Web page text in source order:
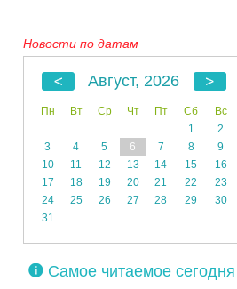
Новости по датам
Август, 2026
Пн Вт Ср Чт Пт Сб
Вс
1
2
3
4 5 6 7 8
9
10
11 12 13 14 15
16
17
18 19 20 21 22
23
24
25 26 27 28 29
30
31
Самое читаемое сегодня